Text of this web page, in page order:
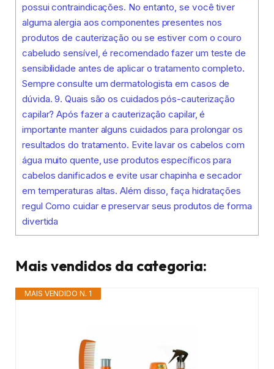
possui contraindicações. No entanto, se você tiver
alguma alergia aos componentes presentes nos
produtos de cauterização ou se estiver com o couro
cabeludo sensível, é recomendado fazer um teste de
sensibilidade antes de aplicar o tratamento completo.
Sempre consulte um dermatologista em casos de
dúvida. 9. Quais são os cuidados pós-cauterização
capilar? Após fazer a cauterização capilar, é
importante manter alguns cuidados para prolongar os
resultados do tratamento. Evite lavar os cabelos com
água muito quente, use produtos específicos para
cabelos danificados e evite usar chapinha e secador
em temperaturas altas. Além disso, faça hidratações
regul Como cuidar e preservar seus produtos de forma
divertida
Mais vendidos da categoria:
MAIS VENDIDO N. 1